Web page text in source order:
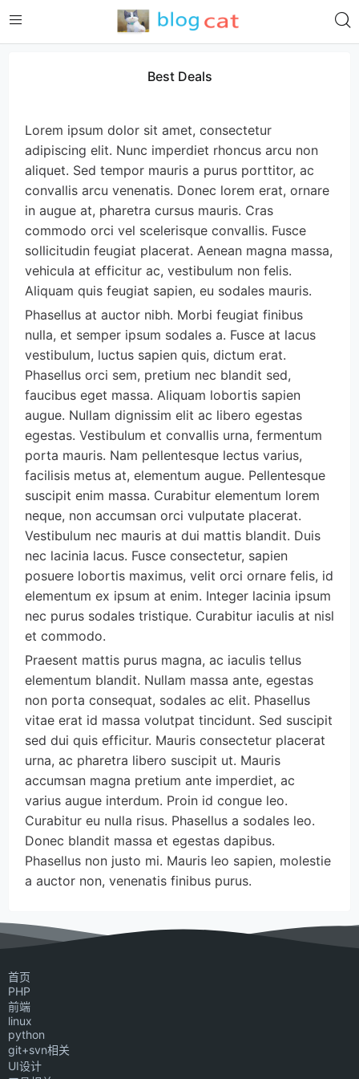
Best Deals
Lorem ipsum dolor sit amet, consectetur
adipiscing elit. Nunc imperdiet rhoncus arcu non
aliquet. Sed tempor mauris a purus porttitor, ac
convallis arcu venenatis. Donec lorem erat, ornare
in augue at, pharetra cursus mauris. Cras
commodo orci vel scelerisque convallis. Fusce
sollicitudin feugiat placerat. Aenean magna massa,
vehicula at efficitur ac, vestibulum non felis.
Aliquam quis feugiat sapien, eu sodales mauris.
Phasellus at auctor nibh. Morbi feugiat finibus
nulla, et semper ipsum sodales a. Fusce at lacus
vestibulum, luctus sapien quis, dictum erat.
Phasellus orci sem, pretium nec blandit sed,
faucibus eget massa. Aliquam lobortis sapien
augue. Nullam dignissim elit ac libero egestas
egestas. Vestibulum et convallis urna, fermentum
porta mauris. Nam pellentesque lectus varius,
facilisis metus at, elementum augue. Pellentesque
suscipit enim massa. Curabitur elementum lorem
neque, non accumsan orci vulputate placerat.
Vestibulum nec mauris at dui mattis blandit. Duis
nec lacinia lacus. Fusce consectetur, sapien
posuere lobortis maximus, velit orci ornare felis, id
elementum ex ipsum at enim. Integer lacinia ipsum
nec purus sodales tristique. Curabitur iaculis at nisl
et commodo.
Praesent mattis purus magna, ac iaculis tellus
elementum blandit. Nullam massa ante, egestas
non porta consequat, sodales ac elit. Phasellus
vitae erat id massa volutpat tincidunt. Sed suscipit
sed dui quis efficitur. Mauris consectetur placerat
urna, ac pharetra libero suscipit ut. Mauris
accumsan magna pretium ante imperdiet, ac
varius augue interdum. Proin id congue leo.
Curabitur eu nulla risus. Phasellus a sodales leo.
Donec blandit massa et egestas dapibus.
Phasellus non justo mi. Mauris leo sapien, molestie
a auctor non, venenatis finibus purus.
首页
PHP
前端
linux
python
git+svn相关
UI设计